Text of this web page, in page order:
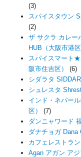
(3)
スパイスタウン
(2)
ザ サクラ カレー
HUB（大阪市港区
スパイスマート
阪市住吉区）
(6)
シダラタ
シュレスタ
インド・ネパー
区）
(7)
ダンニャワード
ダナチョガ Dana
カフェレストラ
Agan アガン ア